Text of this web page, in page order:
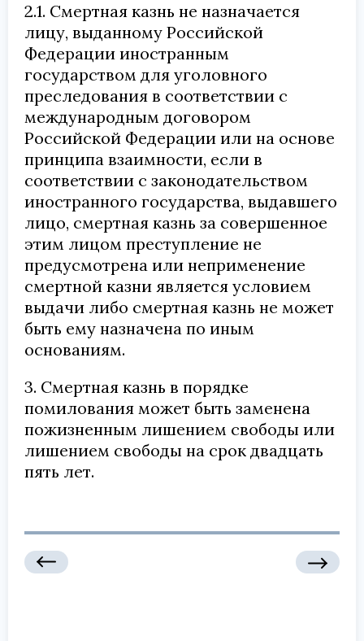
2.1. Смертная казнь не назначается
лицу, выданному Российской
Федерации иностранным
государством для уголовного
преследования в соответствии с
международным договором
Российской Федерации или на основе
принципа взаимности, если в
соответствии с законодательством
иностранного государства, выдавшего
лицо, смертная казнь за совершенное
этим лицом преступление не
предусмотрена или неприменение
смертной казни является условием
выдачи либо смертная казнь не может
быть ему назначена по иным
основаниям.
3. Смертная казнь в порядке
помилования может быть заменена
пожизненным лишением свободы или
лишением свободы на срок двадцать
пять лет.